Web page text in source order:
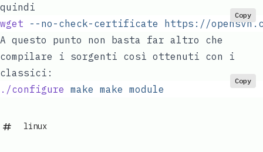
quindi
wget --no-check-certificate https://
Copy
A questo punto non basta far altro che
compilare i sorgenti così ottenuti con i
classici:
./configure make make module
Copy
linux